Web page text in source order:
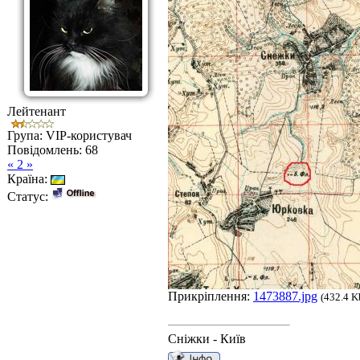
Лейтенант
Група: VIP-користувач
Повідомлень: 68
« 2 »
Країна:
Статус:
Прикріплення: 1473887.jpg (432.4
Сніжки - Київ